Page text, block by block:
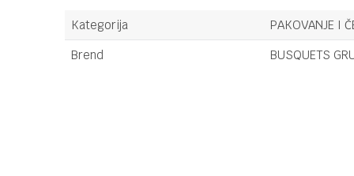
Kategorija
PAKOVANJE I
Brend
BUSQUETS